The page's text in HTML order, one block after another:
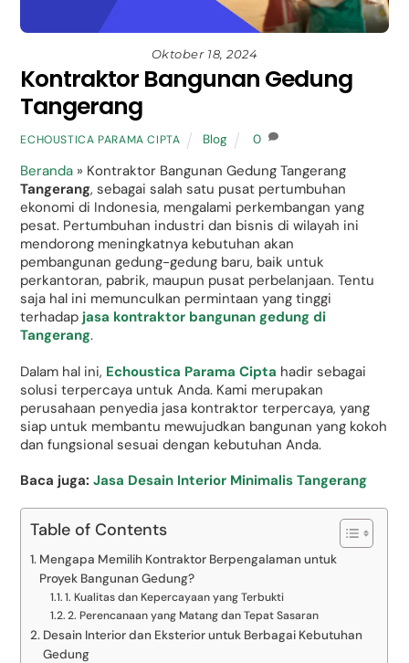
Oktober 18, 2024
Kontraktor Bangunan Gedung
Tangerang
ECHOUSTICA PARAMA CIPTA Blog 0
Beranda » Kontraktor Bangunan Gedung Tangerang
Tangerang, sebagai salah satu pusat pertumbuhan
ekonomi di Indonesia, mengalami perkembangan yang
pesat. Pertumbuhan industri dan bisnis di wilayah ini
mendorong meningkatnya kebutuhan akan
pembangunan gedung-gedung baru, baik untuk
perkantoran, pabrik, maupun pusat perbelanjaan. Tentu
saja hal ini memunculkan permintaan yang tinggi
terhadap jasa kontraktor bangunan gedung di
Tangerang.
Dalam hal ini, Echoustica Parama Cipta hadir sebagai
solusi terpercaya untuk Anda. Kami merupakan
perusahaan penyedia jasa kontraktor terpercaya, yang
siap untuk membantu mewujudkan bangunan yang kokoh
dan fungsional sesuai dengan kebutuhan Anda.
Baca juga:Jasa Desain Interior Minimalis Tangerang
Table of Contents
Mengapa Memilih Kontraktor Berpengalaman untuk
Proyek Bangunan Gedung?
1. Kualitas dan Kepercayaan yang Terbukti
2. Perencanaan yang Matang dan Tepat Sasaran
Desain Interior dan Eksterior untuk Berbagai Kebutuhan
Gedung